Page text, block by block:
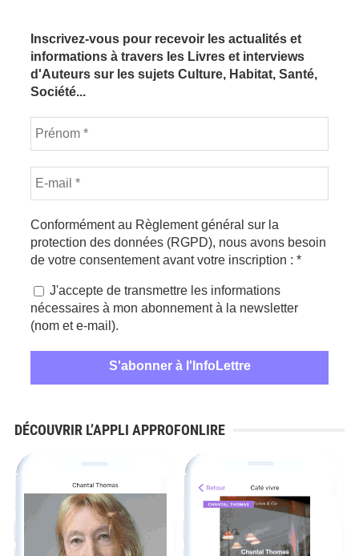
Inscrivez-vous pour recevoir les actualités et
informations à travers les Livres et interviews
d'Auteurs sur les sujets Culture, Habitat, Santé,
Société...
Conformément au Règlement général sur la
protection des données (RGPD), nous avons besoin
de votre consentement avant votre inscription : *
J'accepte de transmettre les informations
nécessaires à mon abonnement à la newsletter
(nom et e-mail).
DÉCOUVRIR L’APPLI APPROFONLIRE